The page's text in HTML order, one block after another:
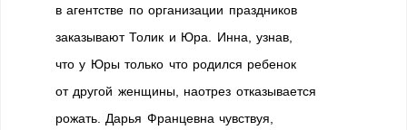
в агентстве по организации праздников
заказывают Толик и Юра. Инна, узнав,
что у Юры только что родился ребенок
от другой женщины, наотрез отказывается
рожать. Дарья Францевна чувствуя,